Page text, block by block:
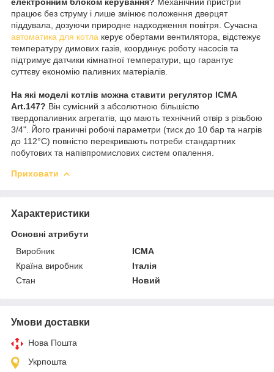
працює без струму і лише змінює положення дверцят
піддувала, дозуючи природне надходження повітря. Сучасна
автоматика для котла керує обертами вентилятора, відстежує
температуру димових газів, координує роботу насосів та
підтримує датчики кімнатної температури, що гарантує
суттєву економію паливних матеріалів.
На які моделі котлів можна ставити регулятор ICMA
Art.147? Він сумісний з абсолютною більшістю
твердопаливних агрегатів, що мають технічний отвір з різьбою
3/4". Його граничні робочі параметри (тиск до 10 бар та нагрів
до 112°C) повністю перекривають потреби стандартних
побутових та напівпромислових систем опалення.
Приховати
Характеристики
Основні атрибути
Виробник
ICMA
Країна виробник
Італія
Стан
Новий
Умови доставки
Нова Пошта
Укрпошта